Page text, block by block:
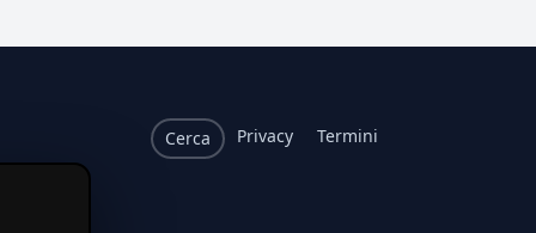
Cerca Privacy Termini